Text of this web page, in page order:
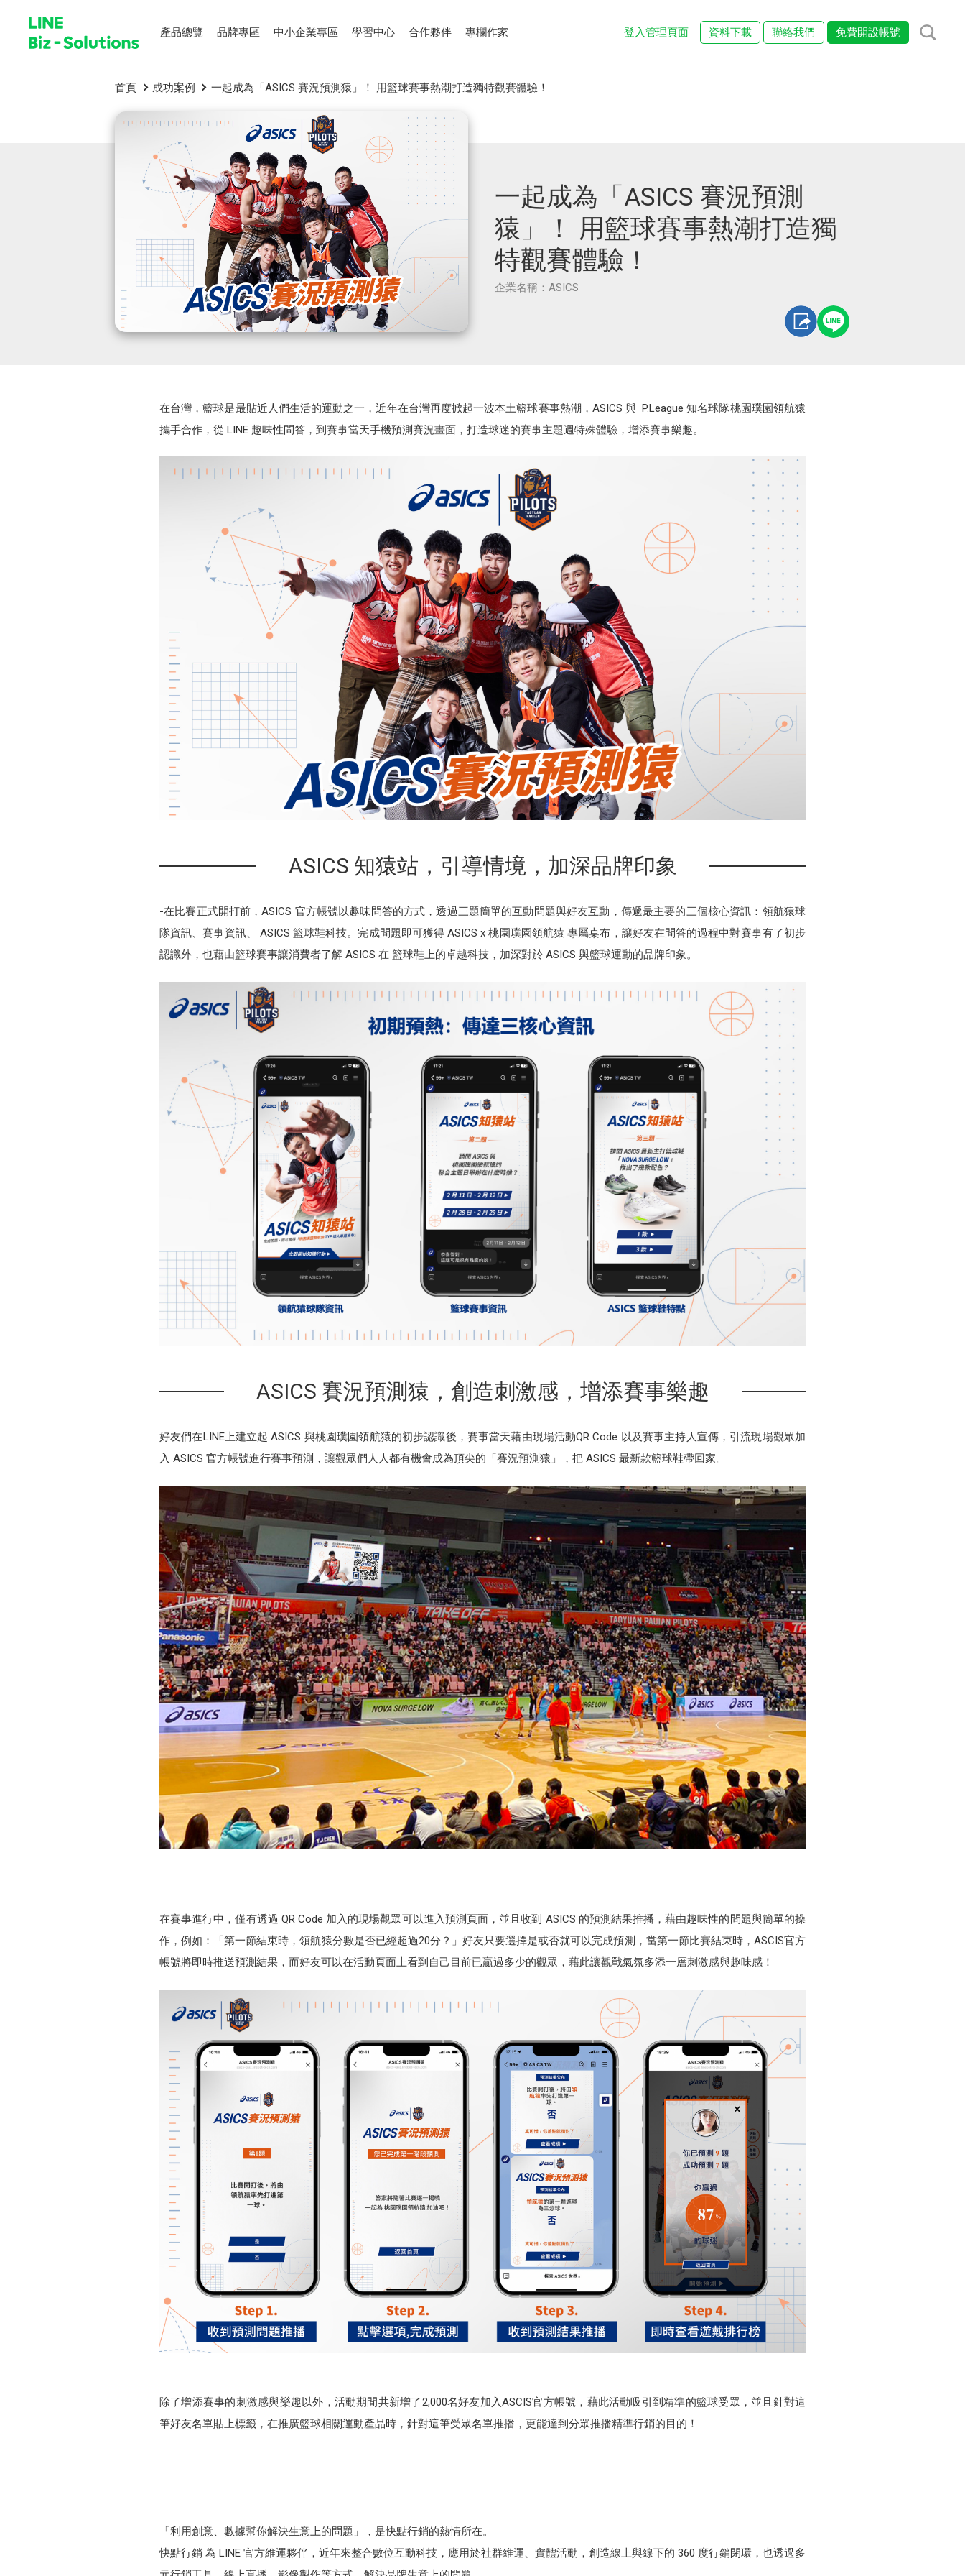
產品總覽 品牌專區 中小企業專區 學習中心 合作夥伴 專欄作家 登入管理頁面 資料下載 聯絡我們 免費開設帳號
首頁 成功案例 一起成為「ASICS 賽況預測猿」！ 用籃球賽事熱潮打造獨特觀賽體驗！
一起成為「ASICS 賽況預測
猿」！ 用籃球賽事熱潮打造獨
特觀賽體驗！
企業名稱：ASICS
在台灣，籃球是最貼近人們生活的運動之一，近年在台灣再度掀起一波本土籃球賽事熱潮，ASICS 與 P.League 知名球隊桃園璞園領航猿
攜手合作，從 LINE 趣味性問答，到賽事當天手機預測賽況畫面，打造球迷的賽事主題週特殊體驗，增添賽事樂趣。
ASICS 知猿站，引導情境，加深品牌印象
-在比賽正式開打前，ASICS 官方帳號以趣味問答的方式，透過三題簡單的互動問題與好友互動，傳遞最主要的三個核心資訊：領航猿球
隊資訊、賽事資訊、 ASICS 籃球鞋科技。完成問題即可獲得 ASICS x 桃園璞園領航猿 專屬桌布，讓好友在問答的過程中對賽事有了初步
認識外，也藉由籃球賽事讓消費者了解 ASICS 在 籃球鞋上的卓越科技，加深對於 ASICS 與籃球運動的品牌印象。
ASICS 賽況預測猿，創造刺激感，增添賽事樂趣
好友們在LINE上建立起 ASICS 與桃園璞園領航猿的初步認識後，賽事當天藉由現場活動QR Code 以及賽事主持人宣傳，引流現場觀眾加
入 ASICS 官方帳號進行賽事預測，讓觀眾們人人都有機會成為頂尖的「賽況預測猿」，把 ASICS 最新款籃球鞋帶回家。
在賽事進行中，僅有透過 QR Code 加入的現場觀眾可以進入預測頁面，並且收到 ASICS 的預測結果推播，藉由趣味性的問題與簡單的操
作，例如：「第一節結束時，領航猿分數是否已經超過20分？」好友只要選擇是或否就可以完成預測，當第一節比賽結束時，ASCIS官方
帳號將即時推送預測結果，而好友可以在活動頁面上看到自己目前已贏過多少的觀眾，藉此讓觀戰氣氛多添一層刺激感與趣味感！
除了增添賽事的刺激感與樂趣以外，活動期間共新增了2,000名好友加入ASCIS官方帳號，藉此活動吸引到精準的籃球受眾，並且針對這
筆好友名單貼上標籤，在推廣籃球相關運動產品時，針對這筆受眾名單推播，更能達到分眾推播精準行銷的目的！
「利用創意、數據幫你解決生意上的問題」，是快點行銷的熱情所在。
快點行銷 為 LINE 官方維運夥伴，近年來整合數位互動科技，應用於社群維運、實體活動，創造線上與線下的 360 度行銷閉環，也透過多